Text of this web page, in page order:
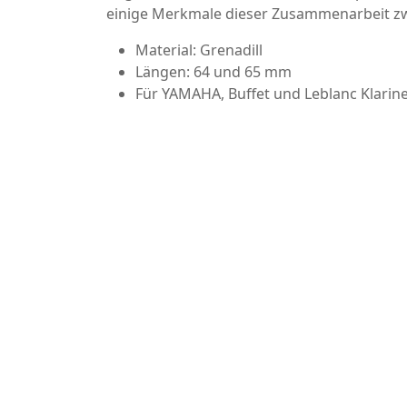
einige Merkmale dieser Zusammenarbeit
Material: Grenadill
Längen: 64 und 65 mm
Für YAMAHA, Buffet und Leblanc